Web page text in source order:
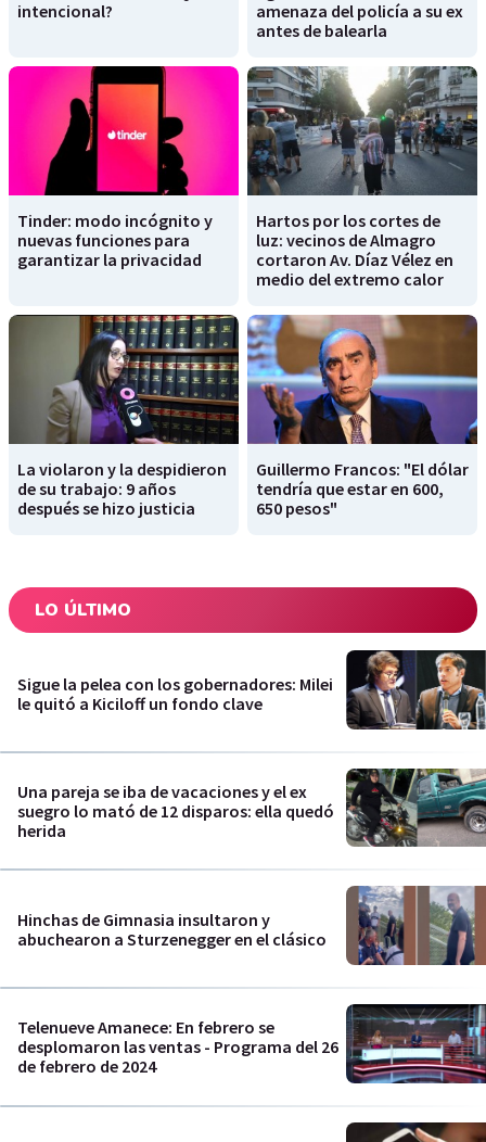
intencional?
amenaza del policía a su ex
antes de balearla
Tinder: modo incógnito y
nuevas funciones para
garantizar la privacidad
Hartos por los cortes de
luz: vecinos de Almagro
cortaron Av. Díaz Vélez en
medio del extremo calor
La violaron y la despidieron
de su trabajo: 9 años
después se hizo justicia
Guillermo Francos: "El dólar
tendría que estar en 600,
650 pesos"
LO ÚLTIMO
Sigue la pelea con los gobernadores: Milei
le quitó a Kiciloff un fondo clave
Una pareja se iba de vacaciones y el ex
suegro lo mató de 12 disparos: ella quedó
herida
Hinchas de Gimnasia insultaron y
abuchearon a Sturzenegger en el clásico
Telenueve Amanece: En febrero se
desplomaron las ventas - Programa del 26
de febrero de 2024